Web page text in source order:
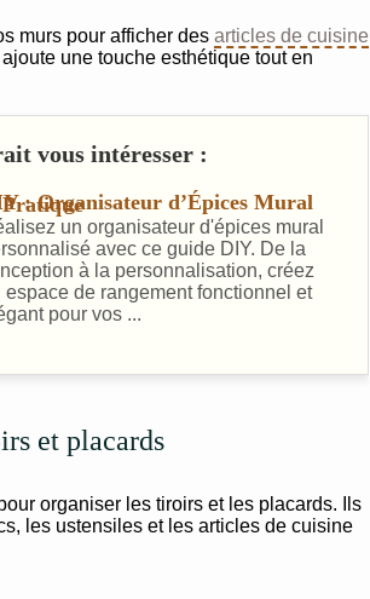
murs pour afficher des articles de cuisine
une touche esthétique tout en
vous intéresser :
d’Épices Mural et Pratique
un organisateur d'épices mural
avec ce guide DIY. De la
à la personnalisation, créez
espace de rangement fonctionnel et
pour vos ...
et placards
organiser les tiroirs et les placards. Ils
les ustensiles et les articles de cuisine